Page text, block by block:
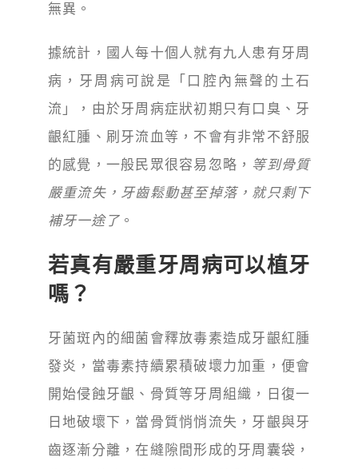
無異。
據統計，國人每十個人就有九人患有牙周
病，牙周病可說是「口腔內無聲的土石
流」，由於牙周病症狀初期只有口臭、牙
齦紅腫、刷牙流血等，不會有非常不舒服
的感覺，一般民眾很容易忽略， 等到骨質
嚴重流失，牙齒鬆動甚至掉落，就只剩下
補牙一途了 。
若真有嚴重牙周病可以植牙
嗎？
牙菌斑內的細菌會釋放毒素造成牙齦紅腫
發炎，當毒素持續累積破壞力加重，便會
開始侵蝕牙齦、骨質等牙周組織，日復一
日地破壞下，當骨質悄悄流失，牙齦與牙
齒逐漸分離，在縫隙間形成的牙周囊袋，